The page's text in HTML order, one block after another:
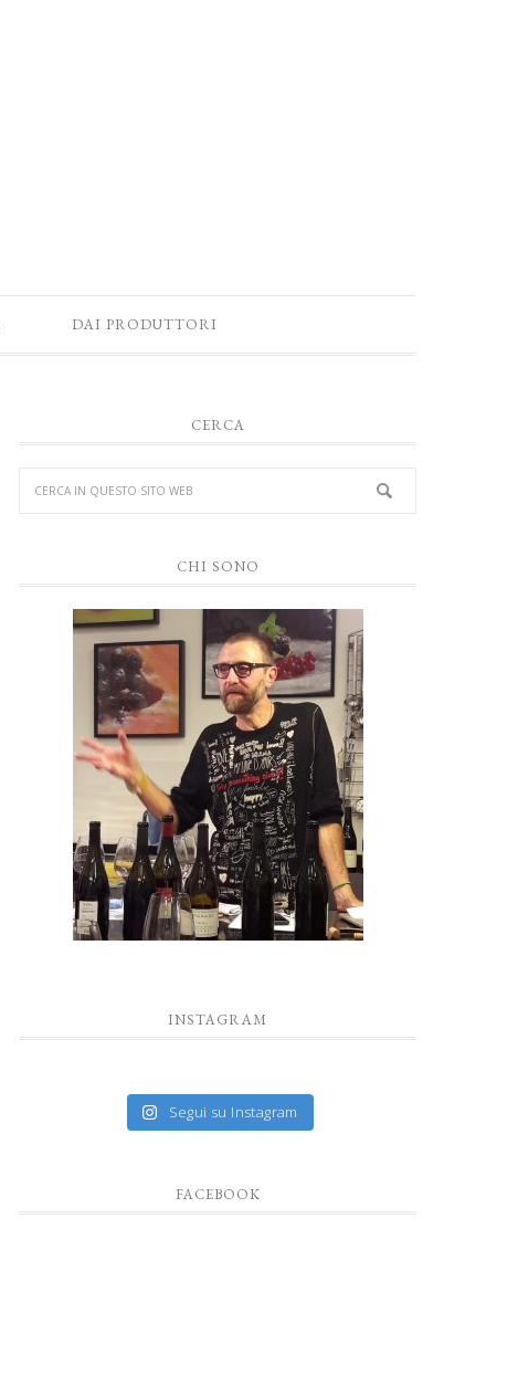
DAI PRODUTTORI
CERCA
CHI SONO
INSTAGRAM
Segui su Instagram
FACEBOOK